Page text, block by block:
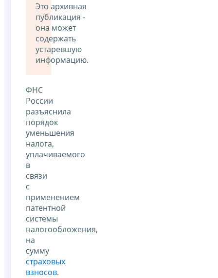
Это архивная
публикация -
она может
содержать
устаревшую
информацию.
ФНС
России
разъяснила
порядок
уменьшения
налога,
уплачиваемого
в
связи
с
применением
патентной
системы
налогообложения,
на
сумму
страховых
взносов.